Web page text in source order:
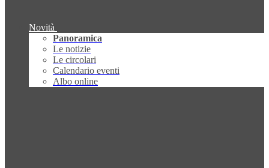
Novità
Panoramica
Le notizie
Le circolari
Calendario eventi
Albo online